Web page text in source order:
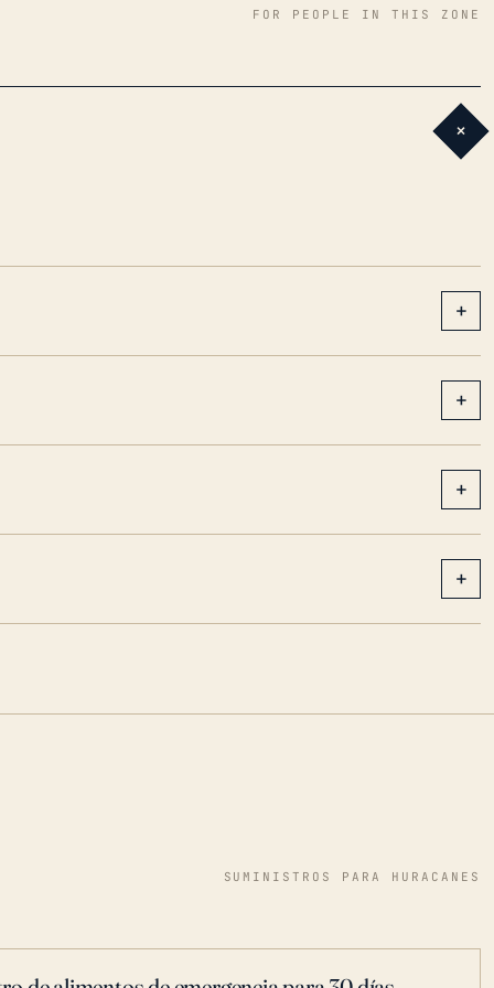
FOR PEOPLE IN THIS ZONE
+
+
+
+
+
SUMINISTROS PARA HURACANES